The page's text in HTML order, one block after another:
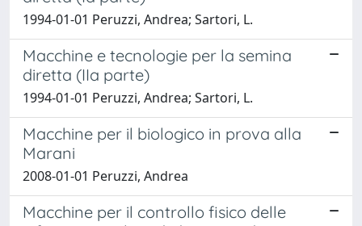
1994-01-01 Peruzzi, Andrea; Sartori, L.
Macchine e tecnologie per la semina
diretta (IIa parte)
1994-01-01 Peruzzi, Andrea; Sartori, L.
Macchine per il biologico in prova alla
Marani
2008-01-01 Peruzzi, Andrea
Macchine per il controllo fisico delle